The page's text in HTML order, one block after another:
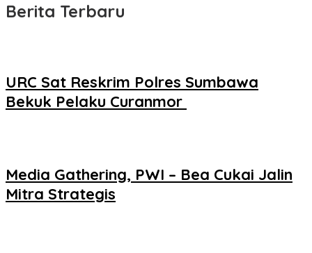
Berita Terbaru
URC Sat Reskrim Polres Sumbawa
Bekuk Pelaku Curanmor ‎
Media Gathering, PWI – Bea Cukai Jalin
Mitra Strategis